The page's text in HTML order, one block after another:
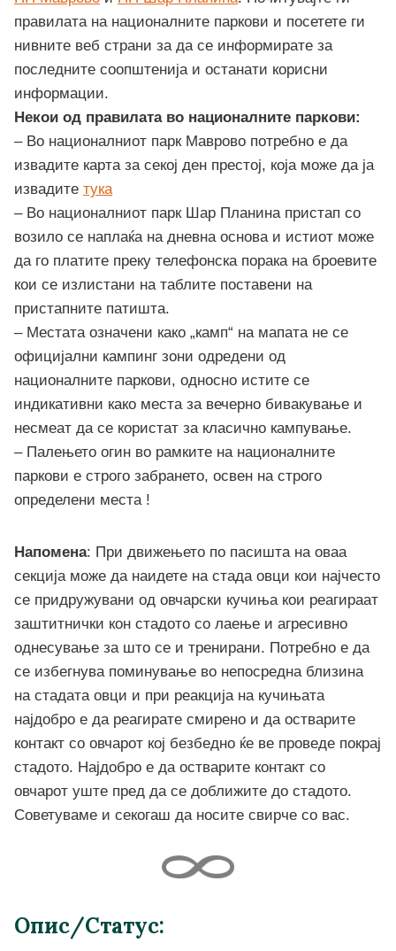
правилата на националните паркови и посетете ги
нивните веб страни за да се информирате за
последните соопштенија и останати корисни
информации.
Некои од правилата во националните паркови:
– Во националниот парк Маврово потребно е да
извадите карта за секој ден престој, која може да ја
извадите тука
– Во националниот парк Шар Планина пристап со
возило се наплаќа на дневна основа и истиот може
да го платите преку телефонска порака на броевите
кои се излистани на таблите поставени на
пристапните патишта.
– Местата означени како „камп“ на мапата не се
официјални кампинг зони одредени од
националните паркови, односно истите се
индикативни како места за вечерно бивакување и
несмеат да се користат за класично кампување.
– Палењето огин во рамките на националните
паркови е строго забрането, освен на строго
определени места !
Напомена: При движењето по пасишта на оваа
секција може да наидете на стада овци кои најчесто
се придружувани од овчарски кучиња кои реагираат
заштитнички кон стадото со лаење и агресивно
однесување за што се и тренирани. Потребно е да
се избегнува поминување во непосредна близина
на стадата овци и при реакција на кучињата
најдобро е да реагирате смирено и да остварите
контакт со овчарот кој безбедно ќе ве проведе покрај
стадото. Најдобро е да остварите контакт со
овчарот уште пред да се доближите до стадото.
Советуваме и секогаш да носите свирче со вас.
Опис/Статус: